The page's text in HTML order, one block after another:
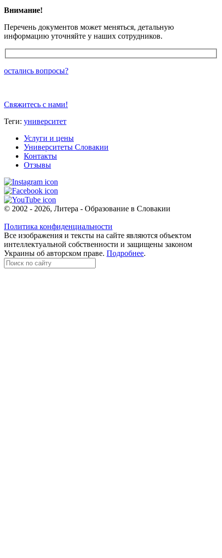
Внимание!
Перечень документов может меняться, детальную
информацию уточняйте у наших сотрудников.
остались вопросы?
Свяжитесь с нами!
Теги: университет
Услуги и цены
Университеты Словакии
Контакты
Отзывы
© 2002 - 2026, Литера - Образование в Словакии
Политика конфиденциальности
Все изображения и тексты на сайте являются объектом
интеллектуальной собственности и защищены законом
Украины об авторском праве. Подробнее.